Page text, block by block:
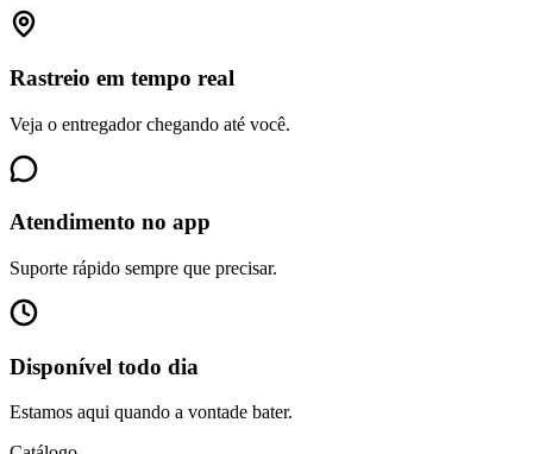
Rastreio em tempo real
Veja o entregador chegando até você.
Atendimento no app
Suporte rápido sempre que precisar.
Disponível todo dia
Estamos aqui quando a vontade bater.